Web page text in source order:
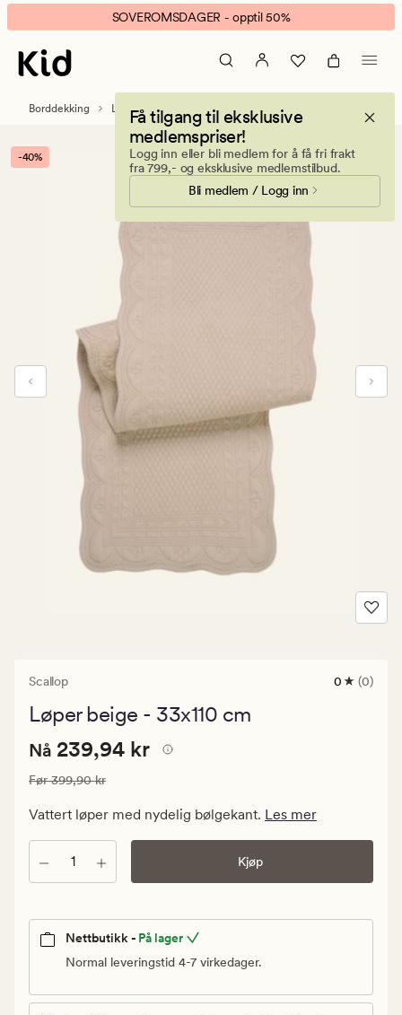
Scallop
løper
beige
banner.
Klikk
ESCAPE
pause.
SOVEROMSDAGER - opptil 50%
Få tilgang til eksklusive
medlemspriser!
Logg inn eller bli medlem for å få fri frakt
fra 799,- og eksklusive medlemstilbud.
Bli medlem / Logg inn
Borddekking Løpere
-40%
Scallop
0
0 (0)
Løper beige - 33x110 cm
Nåværende
239,94
kr.
Nåværende pris
Nå 239,94 kr
Vanlig pris 399,90 kr
Før399,90 kr
Vattert løper med nydelig bølgekant. Les mer
Antall Kjøp
Nettbutikk - På lager
Normal leveringstid 4-7 virkedager.